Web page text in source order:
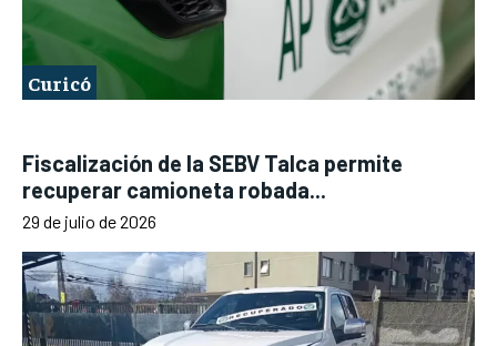
Curicó
Fiscalización de la SEBV Talca permite
recuperar camioneta robada...
29 de julio de 2026